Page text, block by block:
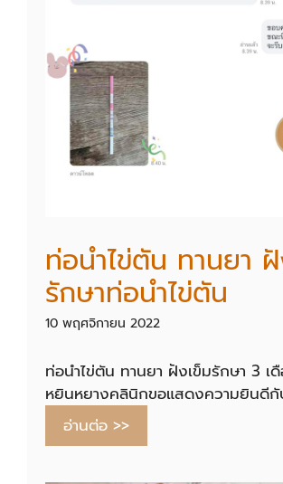
ท่อนำไข่ตัน ทานยา
รักษาท่อนำไข่ตัน
10 พฤศจิกายน 2022
ท่อนำไข่ตัน ทานยา ฝังเข็มรักษา 3 เ
หยินหยางคลินิกขอแสดงความยินดี
อ่านต่อ >>